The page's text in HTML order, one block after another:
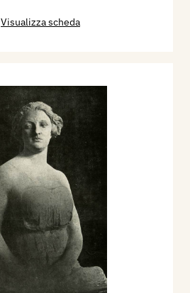
Visualizza scheda